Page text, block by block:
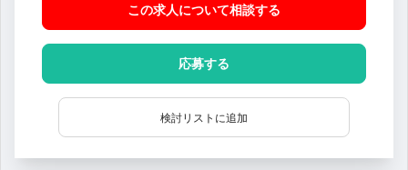
この求人について相談する
応募する
検討リストに追加